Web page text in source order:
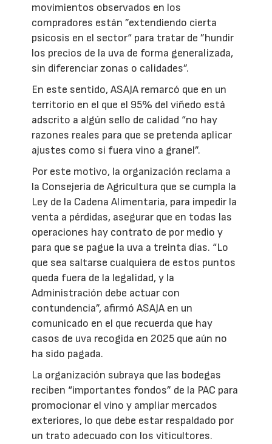
movimientos observados en los
compradores están ”extendiendo cierta
psicosis en el sector“ para tratar de ”hundir
los precios de la uva de forma generalizada,
sin diferenciar zonas o calidades”.
En este sentido, ASAJA remarcó que en un
territorio en el que el 95% del viñedo está
adscrito a algún sello de calidad “no hay
razones reales para que se pretenda aplicar
ajustes como si fuera vino a granel”.
Por este motivo, la organización reclama a
la Consejería de Agricultura que se cumpla la
Ley de la Cadena Alimentaria, para impedir la
venta a pérdidas, asegurar que en todas las
operaciones hay contrato de por medio y
para que se pague la uva a treinta días. “Lo
que sea saltarse cualquiera de estos puntos
queda fuera de la legalidad, y la
Administración debe actuar con
contundencia”, afirmó ASAJA en un
comunicado en el que recuerda que hay
casos de uva recogida en 2025 que aún no
ha sido pagada.
La organización subraya que las bodegas
reciben “importantes fondos” de la PAC para
promocionar el vino y ampliar mercados
exteriores, lo que debe estar respaldado por
un trato adecuado con los viticultores.